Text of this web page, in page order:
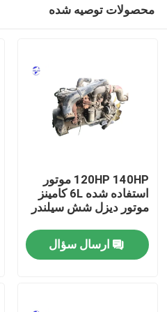
خانه
محصولات توصیه شده
120HP 140HP موتور
استفاده شده 6L کامینز
موتور دیزل شش سیلندر
ارسال سؤال